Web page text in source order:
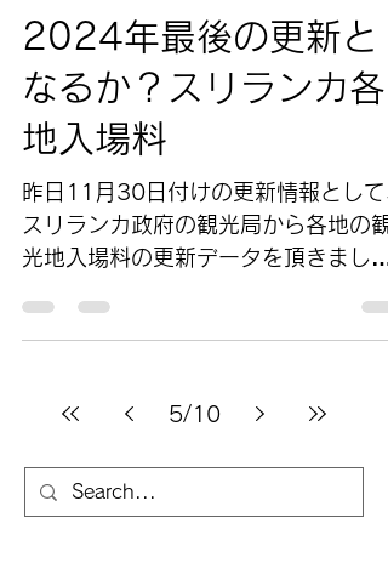
2024年最後の更新と
なるか？スリランカ各
地入場料
昨日11月30日付けの更新情報として
スリランカ政府の観光局から各地の観
光地入場料の更新データを頂きまし
いる自然遺産のシンハラージャ森林...
5/10